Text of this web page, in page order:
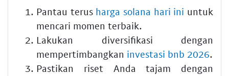
Pantau terus harga solana hari ini untuk
mencari momen terbaik.
Lakukan diversifikasi dengan
mempertimbangkan investasi bnb 2026.
Pastikan riset Anda tajam dengan